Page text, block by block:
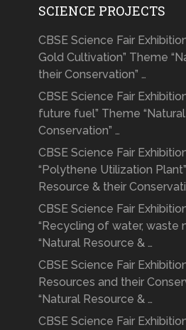
SCIENCE PROJECTS
CBSE Science Fair
Gold Cultivation” Theme
their Conservation” …
CBSE Science Fair
future fuel” Theme
Conservation” …
CBSE Science Fair
“Polythene Utilization
Resource & their
CBSE Science Fair
“Recycling of water, waste
“Natural Resource & …
CBSE Science Fair
Resources and their
“Natural Resource & …
CBSE Science Fair